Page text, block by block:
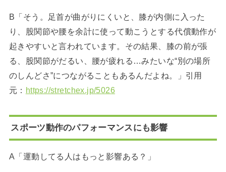
B「そう。足首が曲がりにくいと、膝が内側に入った
り、股関節や腰を余計に使って動こうとする代償動作が
起きやすいと言われています。その結果、膝の前が張
る、股関節がだるい、腰が疲れる…みたいな“別の場所
のしんどさ”につながることもあるんだよね。」引用
元： https://stretchex.jp/5026
スポーツ動作のパフォーマンスにも影響
A「運動してる人はもっと影響ある？」